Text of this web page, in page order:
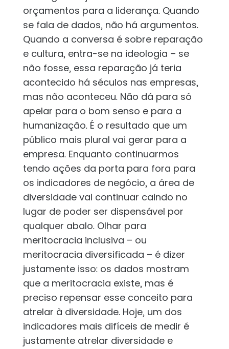
orçamentos para a liderança. Quando
se fala de dados, não há argumentos.
Quando a conversa é sobre reparação
e cultura, entra-se na ideologia – se
não fosse, essa reparação já teria
acontecido há séculos nas empresas,
mas não aconteceu. Não dá para só
apelar para o bom senso e para a
humanização. É o resultado que um
público mais plural vai gerar para a
empresa. Enquanto continuarmos
tendo ações da porta para fora para
os indicadores de negócio, a área de
diversidade vai continuar caindo no
lugar de poder ser dispensável por
qualquer abalo. Olhar para
meritocracia inclusiva – ou
meritocracia diversificada – é dizer
justamente isso: os dados mostram
que a meritocracia existe, mas é
preciso repensar esse conceito para
atrelar à diversidade. Hoje, um dos
indicadores mais difíceis de medir é
justamente atrelar diversidade e